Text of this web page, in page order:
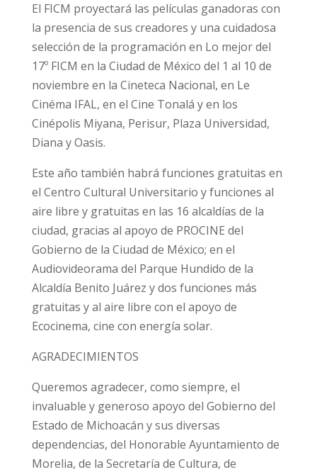
El FICM proyectará las películas ganadoras con
la presencia de sus creadores y una cuidadosa
selección de la programación en Lo mejor del
17º FICM en la Ciudad de México del 1 al 10 de
noviembre en la Cineteca Nacional, en Le
Cinéma IFAL, en el Cine Tonalá y en los
Cinépolis Miyana, Perisur, Plaza Universidad,
Diana y Oasis.
Este año también habrá funciones gratuitas en
el Centro Cultural Universitario y funciones al
aire libre y gratuitas en las 16 alcaldías de la
ciudad, gracias al apoyo de PROCINE del
Gobierno de la Ciudad de México; en el
Audiovideorama del Parque Hundido de la
Alcaldía Benito Juárez y dos funciones más
gratuitas y al aire libre con el apoyo de
Ecocinema, cine con energía solar.
AGRADECIMIENTOS
Queremos agradecer, como siempre, el
invaluable y generoso apoyo del Gobierno del
Estado de Michoacán y sus diversas
dependencias, del Honorable Ayuntamiento de
Morelia, de la Secretaría de Cultura, de